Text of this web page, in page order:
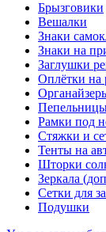
Брызговики
Вешалки
Знаки
Знаки на
Заглушки
Оплётки на
Рамки под
Стяжки и
Тенты на
Шторки
Зеркала
Сетки для
Подушки